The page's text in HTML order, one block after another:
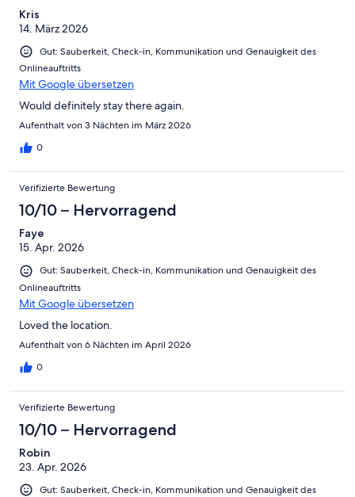
Kris
14. März 2026
Gut: Sauberkeit, Check-in, Kommunikation und Genauigkeit des
Onlineauftritts
Mit Google übersetzen
Would definitely stay there again.
Aufenthalt von 3 Nächten im März 2026
0
Verifizierte Bewertung
10/10 – Hervorragend
Faye
15. Apr. 2026
Gut: Sauberkeit, Check-in, Kommunikation und Genauigkeit des
Onlineauftritts
Mit Google übersetzen
Loved the location.
Aufenthalt von 6 Nächten im April 2026
0
Verifizierte Bewertung
10/10 – Hervorragend
Robin
23. Apr. 2026
Gut: Sauberkeit, Check-in, Kommunikation und Genauigkeit des